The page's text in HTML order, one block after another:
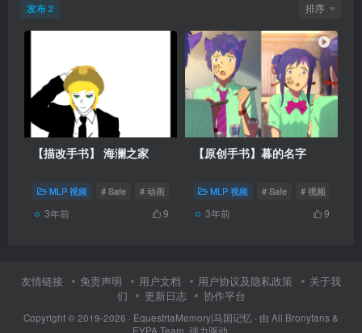
发布 2 排序
【描改手书】 海澜之家
MLP 视频 # Safe # 动画 # 暮光闪闪
3年前 9
【原创手书】暮的名字
MLP 视频 # Safe # 视频
3年前 9
友情链接 免责声明 用户文档 用户协议及隐私政策
关于我
们
更新日志 协作平台
Copyright © 2019-2026 · EquestriaMemory|马国记忆 · 由 All Bronyfans &
EYPA Team. 强力驱动.